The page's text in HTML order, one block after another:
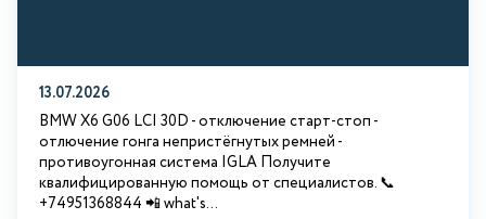
13.07.2026
BMW X6 G06 LCI 30D - отключение старт-стоп -
отлючение гонга непристёгнутых ремней -
противоугонная система IGLA Получите
квалифицированную помощь от специалистов. 📞
+74951368844 📲 what's...